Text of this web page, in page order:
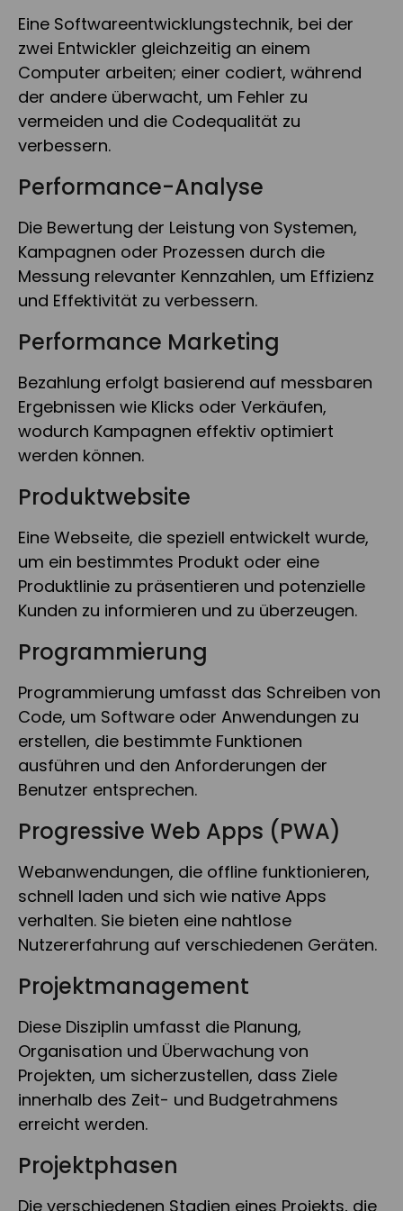
Eine Softwareentwicklungstechnik, bei der
zwei Entwickler gleichzeitig an einem
Computer arbeiten; einer codiert, während
der andere überwacht, um Fehler zu
vermeiden und die Codequalität zu
verbessern.
Performance-Analyse
Die Bewertung der Leistung von Systemen,
Kampagnen oder Prozessen durch die
Messung relevanter Kennzahlen, um Effizienz
und Effektivität zu verbessern.
Performance Marketing
Bezahlung erfolgt basierend auf messbaren
Ergebnissen wie Klicks oder Verkäufen,
wodurch Kampagnen effektiv optimiert
werden können.
Produktwebsite
Eine Webseite, die speziell entwickelt wurde,
um ein bestimmtes Produkt oder eine
Produktlinie zu präsentieren und potenzielle
Kunden zu informieren und zu überzeugen.
Programmierung
Programmierung umfasst das Schreiben von
Code, um Software oder Anwendungen zu
erstellen, die bestimmte Funktionen
ausführen und den Anforderungen der
Benutzer entsprechen.
Progressive Web Apps (PWA)
Webanwendungen, die offline funktionieren,
schnell laden und sich wie native Apps
verhalten. Sie bieten eine nahtlose
Nutzererfahrung auf verschiedenen Geräten.
Projektmanagement
Diese Disziplin umfasst die Planung,
Organisation und Überwachung von
Projekten, um sicherzustellen, dass Ziele
innerhalb des Zeit- und Budgetrahmens
erreicht werden.
Projektphasen
Die verschiedenen Stadien eines Projekts, die